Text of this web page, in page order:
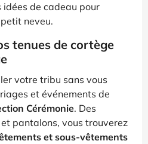
de cadeau pour
neveu.
tenues de cortège
votre tribu sans vous
et événements de
Cérémonie. Des
pantalons, vous trouverez
et sous-vêtements